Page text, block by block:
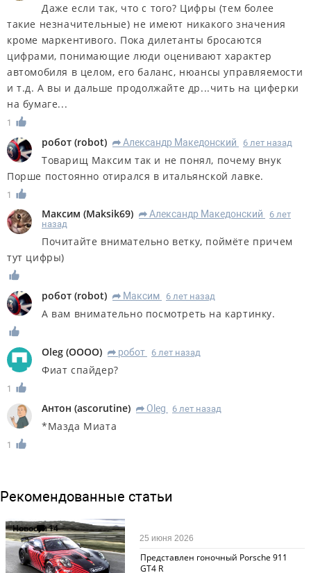
Даже если так, что с того? Цифры (тем более
такие незначительные) не имеют никакого значения
кроме маркентивого. Пока дилетанты бросаются
цифрами, понимающие люди оценивают характер
автомобиля в целом, его баланс, нюансы управляемости
и т.д. А вы и дальше продолжайте др...чить на циферки
на бумаге...
1
робот (robot) R Александр Македонский 6 лет назад
Товарищ Максим так и не понял, почему внук
Порше постоянно отирался в итальянской лавке.
1
Максим (Maksik69) R Александр Македонский
6 лет
назад
Почитайте внимательно ветку, поймёте причем
тут цифры)
робот (robot) R Максим 6 лет назад
А вам внимательно посмотреть на картинку.
Oleg (OOOO) R робот 6 лет назад
Фиат спайдер?
1
Антон (ascorutine) R Oleg 6 лет назад
*Мазда Миата
1
Рекомендованные статьи
Новости14
Представлен гоночный Porsche 911
GT4 R
25 июня 2026